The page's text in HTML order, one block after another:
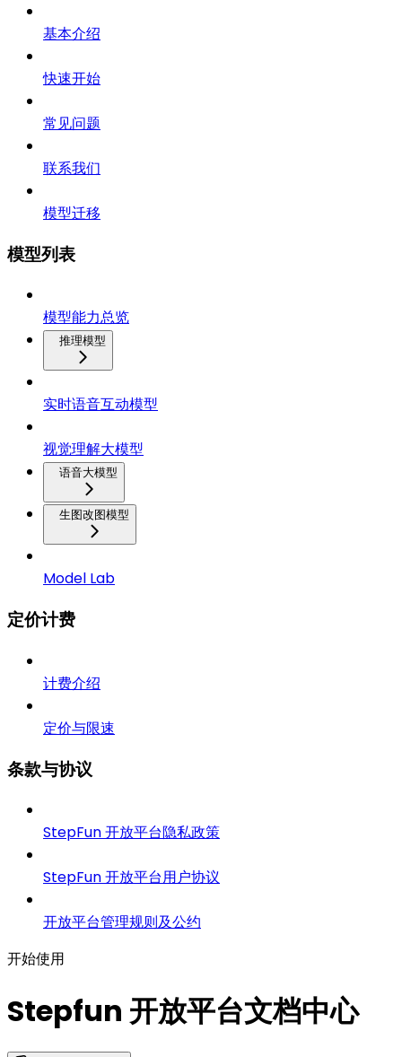
基本介绍
快速开始
常见问题
联系我们
模型迁移
模型列表
模型能力总览
推理模型
实时语音互动模型
视觉理解大模型
语音大模型
生图改图模型
Model Lab
定价计费
计费介绍
定价与限速
条款与协议
StepFun 开放平台隐私政策
StepFun 开放平台用户协议
开放平台管理规则及公约
开始使用
Stepfun 开放平台文档中心